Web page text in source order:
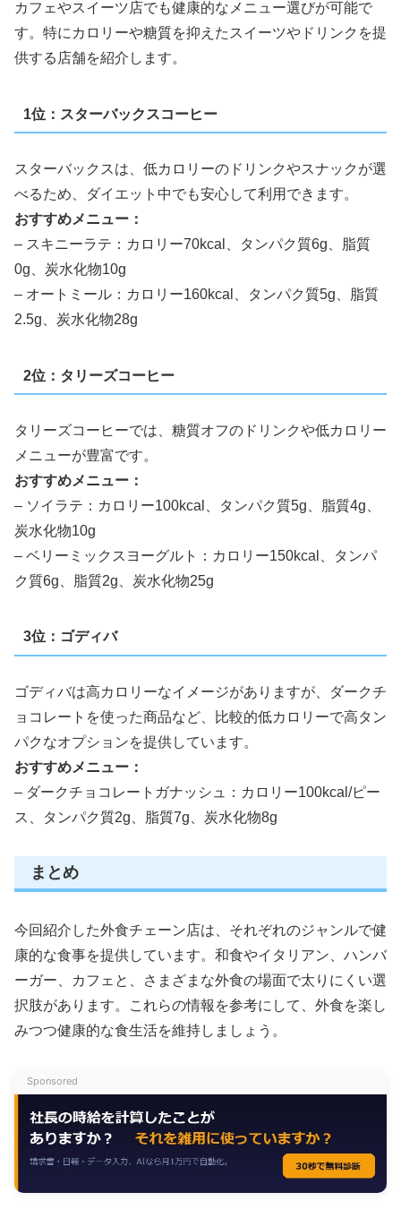
カフェやスイーツ店でも健康的なメニュー選びが可能で
す。特にカロリーや糖質を抑えたスイーツやドリンクを提
供する店舗を紹介します。
1位：スターバックスコーヒー
スターバックスは、低カロリーのドリンクやスナックが選
べるため、ダイエット中でも安心して利用できます。
おすすめメニュー：
– スキニーラテ：カロリー70kcal、タンパク質6g、脂質
0g、炭水化物10g
– オートミール：カロリー160kcal、タンパク質5g、脂質
2.5g、炭水化物28g
2位：タリーズコーヒー
タリーズコーヒーでは、糖質オフのドリンクや低カロリー
メニューが豊富です。
おすすめメニュー：
– ソイラテ：カロリー100kcal、タンパク質5g、脂質4g、
炭水化物10g
– ベリーミックスヨーグルト：カロリー150kcal、タンパ
ク質6g、脂質2g、炭水化物25g
3位：ゴディバ
ゴディバは高カロリーなイメージがありますが、ダークチ
ョコレートを使った商品など、比較的低カロリーで高タン
パクなオプションを提供しています。
おすすめメニュー：
– ダークチョコレートガナッシュ：カロリー100kcal/ピー
ス、タンパク質2g、脂質7g、炭水化物8g
まとめ
今回紹介した外食チェーン店は、それぞれのジャンルで健
康的な食事を提供しています。和食やイタリアン、ハンバ
ーガー、カフェと、さまざまな外食の場面で太りにくい選
択肢があります。これらの情報を参考にして、外食を楽し
みつつ健康的な食生活を維持しましょう。
Sponsored